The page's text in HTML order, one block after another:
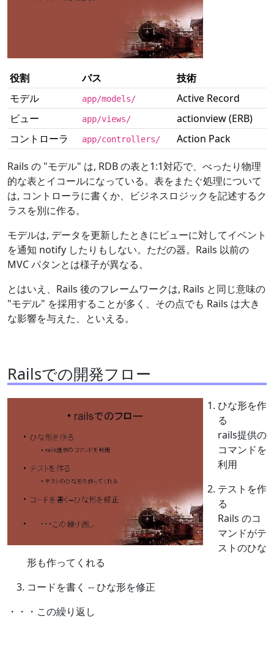
役割 パス
技術
モデル
app/models/
Active Record
ビュー
app/views/
actionview (ERB)
コントローラ
app/controllers/ Action Pack
Rails の "モデル" は, RDB の表と1:1対応で、べったり物理
的な表とイコールになっている。表をまたぐ処理について
は, コントローラに書くか、ビジネスロジックを記述するク
ラスを別に作る。
モデルは, データを更新したときにビューに対してイベント
を通知 notify したりもしない。ただの器。Rails 以前の
MVC パタンとは様子が異なる。
とはいえ、Rails 後のフレームワークは, Rails と同じ意味の
"モデル" を採用することが多く、その点でも Rails は大き
な影響を与えた、といえる。
Railsでの開発フロー
ひな形を作
る
rails提供の
コマンドを
利用
テストを作
る
Rails のコ
マンドがテ
ストのひな
形も作ってくれる
コードを書く -- ひな形を修正
・・・この繰り返し